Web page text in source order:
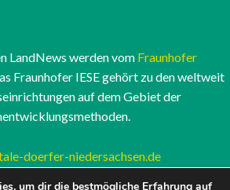
LandNews werden vom Fraunhofer
Fraunhofer IESE gehört zu den weltweit
auf dem Gebiet der
doerfer-niedersachsen.de
um dir die bestmögliche Erfahrung auf